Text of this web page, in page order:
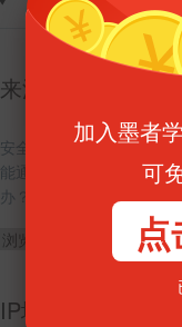
来源页伪造
安全工程师“墨者”在访问
能通过另一个页面跳转的
办？
浏览器
88422 |
IP地址伪造(第1题)
加入墨者
可